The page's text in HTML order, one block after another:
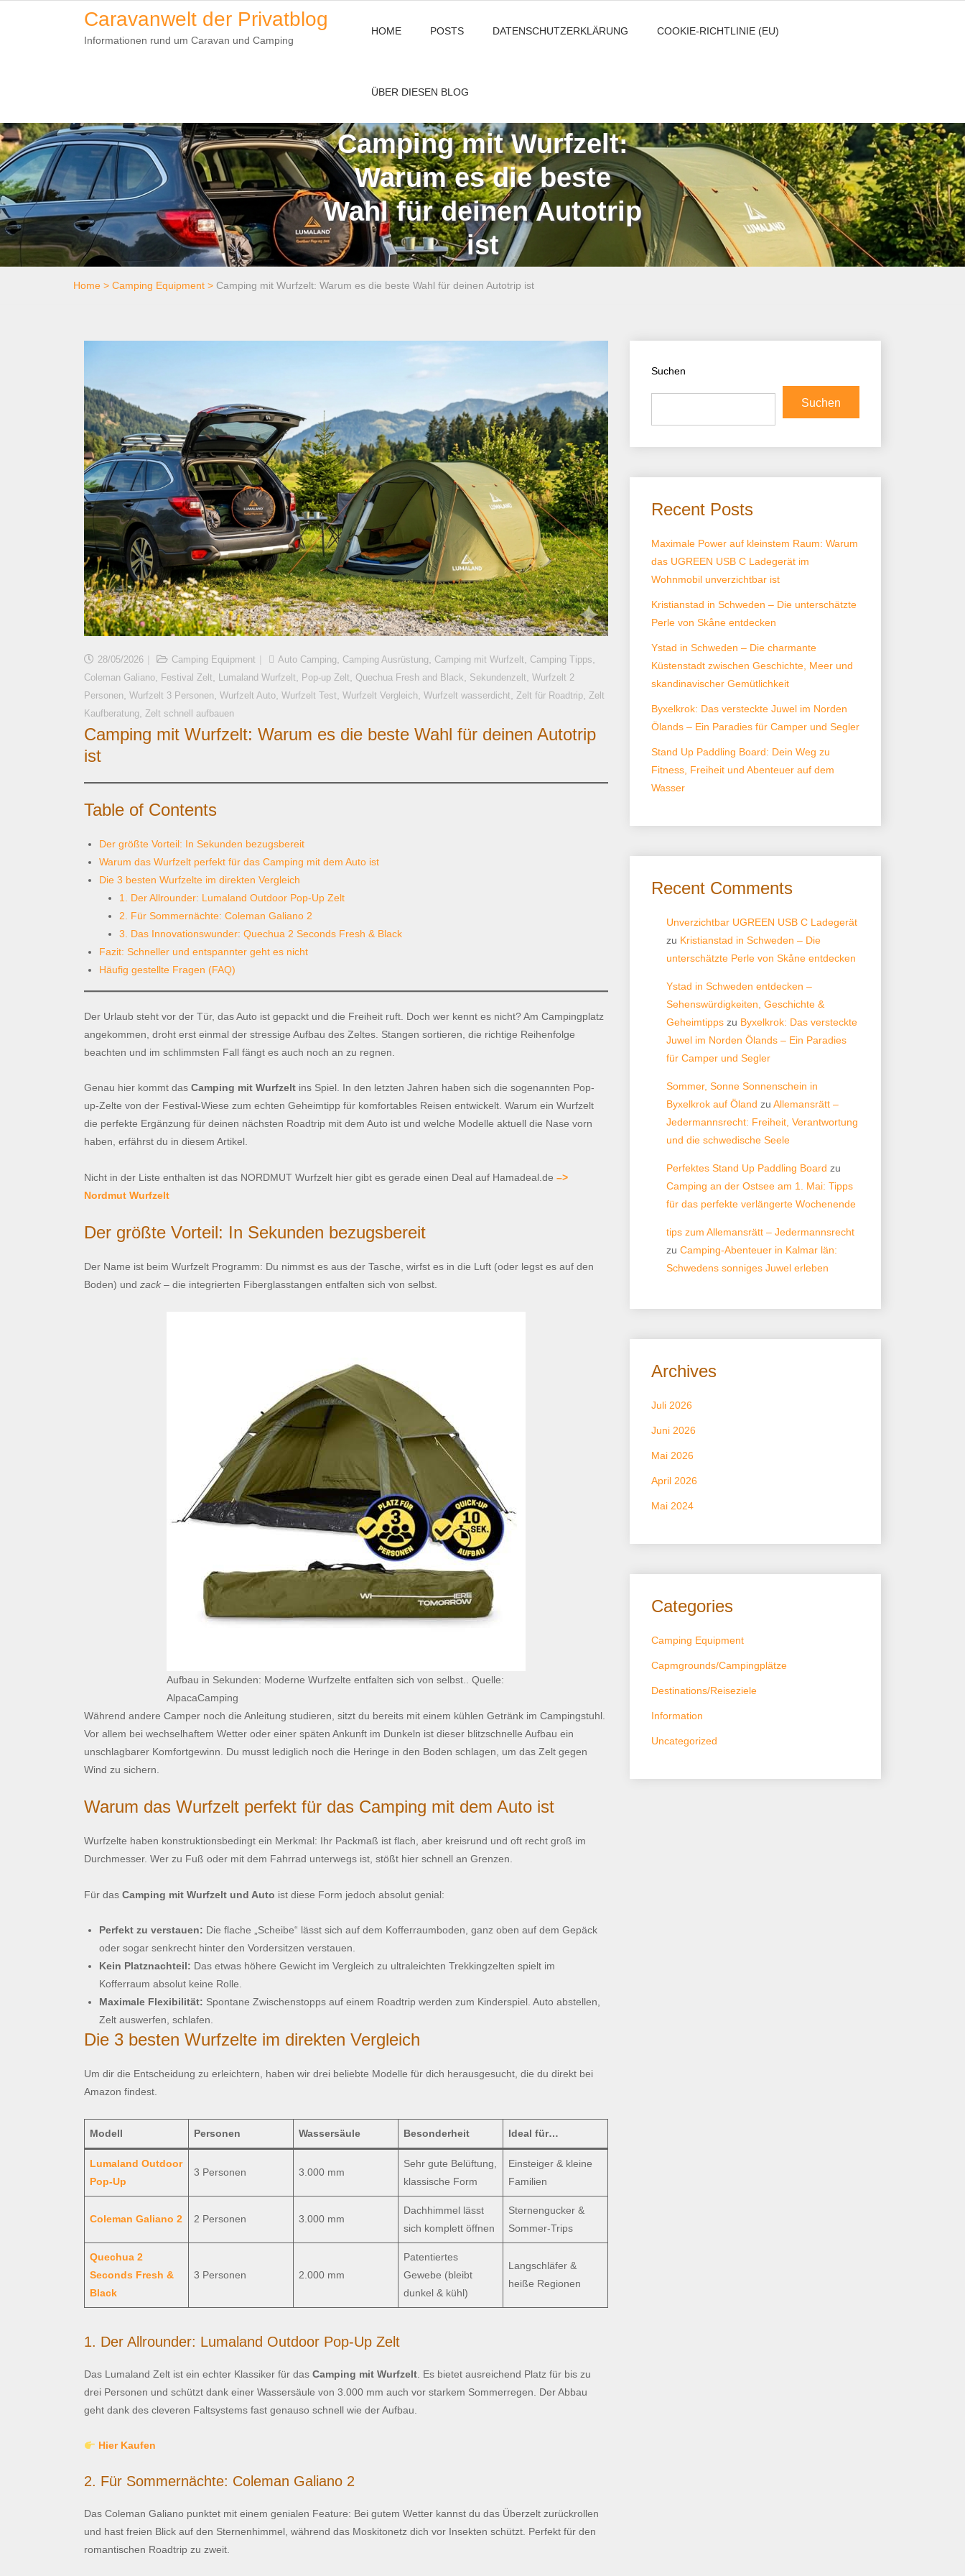
Caravanwelt der Privatblog
Informationen rund um Caravan und Camping
HOME POSTS DATENSCHUTZERKLÄRUNG COOKIE-RICHTLINIE (EU)
ÜBER DIESEN BLOG
Camping mit Wurfzelt:
Warum es die beste
Wahl für deinen Autotrip
ist
Home > Camping Equipment > Camping mit Wurfzelt: Warum es die beste Wahl für deinen Autotrip ist
28/05/2026 Camping Equipment Auto Camping Camping Ausrüstung Camping mit Wurfzelt Camping Tipps
Coleman Galiano Festival Zelt Lumaland Wurfzelt Pop-up Zelt Quechua Fresh and Black Sekundenzelt Wurfzelt 2
Personen Wurfzelt 3 Personen Wurfzelt Auto Wurfzelt Test Wurfzelt Vergleich Wurfzelt wasserdicht Zelt für Roadtrip Zelt
Kaufberatung
Zelt schnell aufbauen
Camping mit Wurfzelt: Warum es die beste Wahl für deinen Autotrip
ist
Table of Contents
Der größte Vorteil: In Sekunden bezugsbereit
Warum das Wurfzelt perfekt für das Camping mit dem Auto ist
Die 3 besten Wurfzelte im direkten Vergleich
1. Der Allrounder: Lumaland Outdoor Pop-Up Zelt
2. Für Sommernächte: Coleman Galiano 2
3. Das Innovationswunder: Quechua 2 Seconds Fresh & Black
Fazit: Schneller und entspannter geht es nicht
Häufig gestellte Fragen (FAQ)
Der Urlaub steht vor der Tür, das Auto ist gepackt und die Freiheit ruft. Doch wer kennt es nicht? Am Campingplatz
angekommen, droht erst einmal der stressige Aufbau des Zeltes. Stangen sortieren, die richtige Reihenfolge
beachten und im schlimmsten Fall fängt es auch noch an zu regnen.
Genau hier kommt das Camping mit Wurfzelt ins Spiel. In den letzten Jahren haben sich die sogenannten Pop-
up-Zelte von der Festival-Wiese zum echten Geheimtipp für komfortables Reisen entwickelt. Warum ein Wurfzelt
die perfekte Ergänzung für deinen nächsten Roadtrip mit dem Auto ist und welche Modelle aktuell die Nase vorn
haben, erfährst du in diesem Artikel.
Nicht in der Liste enthalten ist das NORDMUT Wurfzelt hier gibt es gerade einen Deal auf Hamadeal.de –>
Nordmut Wurfzelt
Der größte Vorteil: In Sekunden bezugsbereit
Der Name ist beim Wurfzelt Programm: Du nimmst es aus der Tasche, wirfst es in die Luft (oder legst es auf den
Boden) und zack – die integrierten Fiberglasstangen entfalten sich von selbst.
Aufbau in Sekunden: Moderne Wurfzelte entfalten sich von selbst.. Quelle:
AlpacaCamping
Während andere Camper noch die Anleitung studieren, sitzt du bereits mit einem kühlen Getränk im Campingstuhl.
Vor allem bei wechselhaftem Wetter oder einer späten Ankunft im Dunkeln ist dieser blitzschnelle Aufbau ein
unschlagbarer Komfortgewinn. Du musst lediglich noch die Heringe in den Boden schlagen, um das Zelt gegen
Wind zu sichern.
Warum das Wurfzelt perfekt für das Camping mit dem Auto ist
Wurfzelte haben konstruktionsbedingt ein Merkmal: Ihr Packmaß ist flach, aber kreisrund und oft recht groß im
Durchmesser. Wer zu Fuß oder mit dem Fahrrad unterwegs ist, stößt hier schnell an Grenzen.
Für das Camping mit Wurfzelt und Auto ist diese Form jedoch absolut genial:
Perfekt zu verstauen: Die flache „Scheibe“ lässt sich auf dem Kofferraumboden, ganz oben auf dem Gepäck
oder sogar senkrecht hinter den Vordersitzen verstauen.
Kein Platznachteil: Das etwas höhere Gewicht im Vergleich zu ultraleichten Trekkingzelten spielt im
Kofferraum absolut keine Rolle.
Maximale Flexibilität: Spontane Zwischenstopps auf einem Roadtrip werden zum Kinderspiel. Auto abstellen,
Zelt auswerfen, schlafen.
Die 3 besten Wurfzelte im direkten Vergleich
Um dir die Entscheidung zu erleichtern, haben wir drei beliebte Modelle für dich herausgesucht, die du direkt bei
Amazon findest.
Modell Personen Wassersäule Besonderheit Ideal für…
Lumaland Outdoor
Pop-Up
3 Personen 3.000 mm
Sehr gute Belüftung,
klassische Form
Einsteiger & kleine
Familien
Coleman Galiano 2 2 Personen 3.000 mm
Dachhimmel lässt
sich komplett öffnen
Sternengucker &
Sommer-Trips
Quechua 2
Seconds Fresh &
Black
3 Personen 2.000 mm
Patentiertes
Gewebe (bleibt
dunkel & kühl)
Langschläfer &
heiße Regionen
1. Der Allrounder: Lumaland Outdoor Pop-Up Zelt
Das Lumaland Zelt ist ein echter Klassiker für das Camping mit Wurfzelt . Es bietet ausreichend Platz für bis zu
drei Personen und schützt dank einer Wassersäule von 3.000 mm auch vor starkem Sommerregen. Der Abbau
geht dank des cleveren Faltsystems fast genauso schnell wie der Aufbau.
Hier Kaufen
2. Für Sommernächte: Coleman Galiano 2
Das Coleman Galiano punktet mit einem genialen Feature: Bei gutem Wetter kannst du das Überzelt zurückrollen
und hast freien Blick auf den Sternenhimmel, während das Moskitonetz dich vor Insekten schützt. Perfekt für den
romantischen Roadtrip zu zweit.
Suchen
Suchen
Recent Posts
Maximale Power auf kleinstem Raum: Warum
das UGREEN USB C Ladegerät im
Wohnmobil unverzichtbar ist
Kristianstad in Schweden – Die unterschätzte
Perle von Skåne entdecken
Ystad in Schweden – Die charmante
Küstenstadt zwischen Geschichte, Meer und
skandinavischer Gemütlichkeit
Byxelkrok: Das versteckte Juwel im Norden
Ölands – Ein Paradies für Camper und Segler
Stand Up Paddling Board: Dein Weg zu
Fitness, Freiheit und Abenteuer auf dem
Wasser
Recent Comments
Unverzichtbar UGREEN USB C Ladegerät
zu Kristianstad in Schweden – Die
unterschätzte Perle von Skåne entdecken
Ystad in Schweden entdecken –
Sehenswürdigkeiten, Geschichte &
Geheimtipps zu Byxelkrok: Das versteckte
Juwel im Norden Ölands – Ein Paradies
für Camper und Segler
Sommer, Sonne Sonnenschein in
Byxelkrok auf Öland zu Allemansrätt –
Jedermannsrecht: Freiheit, Verantwortung
und die schwedische Seele
Perfektes Stand Up Paddling Board zu
Camping an der Ostsee am 1. Mai: Tipps
für das perfekte verlängerte Wochenende
tips zum Allemansrätt – Jedermannsrecht
zu Camping-Abenteuer in Kalmar län:
Schwedens sonniges Juwel erleben
Archives
Juli 2026
Juni 2026
Mai 2026
April 2026
Mai 2024
Categories
Camping Equipment
Capmgrounds/Campingplätze
Destinations/Reiseziele
Information
Uncategorized